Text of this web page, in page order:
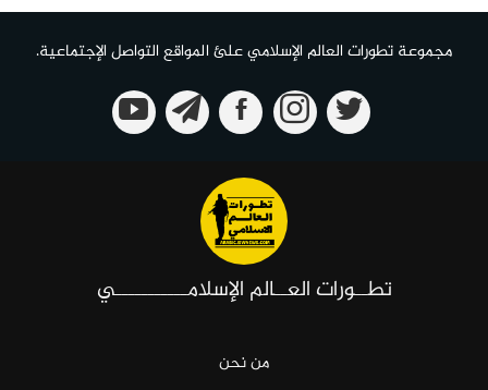
مجموعة تطورات العالم الإسلامي علئ المواقع التواصل الإجتماعية.
تطــورات العــالم الإسلامـــــــــــي
من نحن